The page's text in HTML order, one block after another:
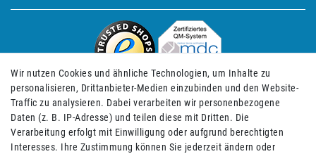
Impressum Daten­schutz­erklärung AGB
Wir nutzen Cookies und ähnliche Technologien, um Inhalte zu
personalisieren, Drittanbieter-Medien einzubinden und den Website-
Traffic zu analysieren. Dabei verarbeiten wir personenbezogene
Daten (z. B. IP-Adresse) und teilen diese mit Dritten. Die
Verarbeitung erfolgt mit Einwilligung oder aufgrund berechtigten
Interesses. Ihre Zustimmung können Sie jederzeit ändern oder